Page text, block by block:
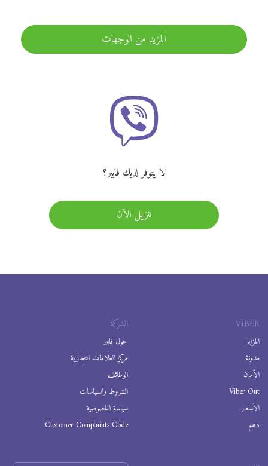
المزيد من الوجهات
لا يتوفر لديك فايبر؟
تنزيل الآن
VIBER
المزايا
مدونة
الأمان
Viber Out
الأسعار
دعم
الشركة
حول فايبر
مركز العلامات التجارية
الوظائف
الشروط والسياسات
سياسة الخصوصية
Customer Complaints Code